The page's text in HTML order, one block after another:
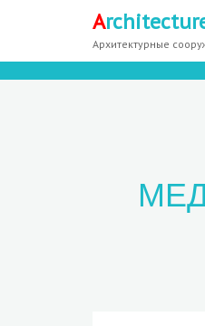
A
Архитектурные